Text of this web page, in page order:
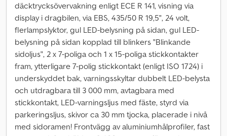
däcktrycksövervakning enligt ECE R 141, visning via
display i dragbilen, via EBS, 435/50 R 19,5", 24 volt,
flerlampslyktor, gul LED-belysning på sidan, gul LED-
belysning på sidan kopplad till blinkers "Blinkande
sidoljus", 2 x 7-poliga och 1 x 15-poliga stickkontakter
fram, ytterligare 7-polig stickkontakt (enligt ISO 1724) i
underskyddet bak, varningsskyltar dubbelt LED-belysta
och utdragbara till 3 000 mm, avtagbara med
stickkontakt, LED-varningsljus med fäste, styrd via
parkeringsljus, skivor ca 30 mm tjocka, placerade i nivå
med sidoramen! Frontvägg av aluminiumhålprofiler, fast